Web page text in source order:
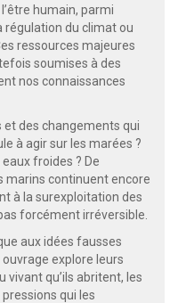
humain, parmi
régulation du climat ou
ressources majeures
soumises à des
nos connaissances
des changements qui
à agir sur les marées ?
eaux froides ? De
marins continuent encore
à la surexploitation des
forcément irréversible.
aux idées fausses
explore leurs
vivant qu’ils abritent, les
qui les